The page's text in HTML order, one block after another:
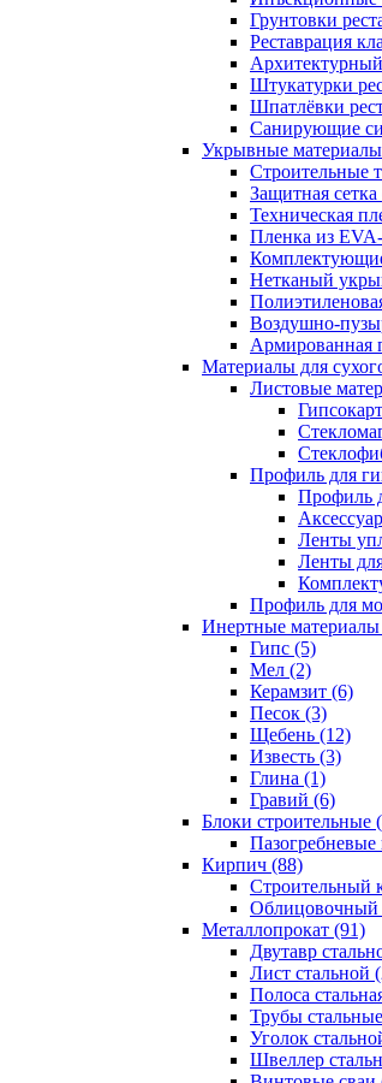
Грунтовки
Реставрация
Штукатурки
Шпатлёвки
Санирующие
Укрывные
Строительные
Защитная сетка
Техническая
Пленка из
Нетканый
Воздушно-
Армированная
Материалы для
Листовые
Профиль для
Профиль
Ленты
Ленты
Профиль для
Инертные
Гипс (5)
Мел (2)
Керамзит (6)
Песок (3)
Щебень (12)
Известь (3)
Глина (1)
Гравий (6)
Блоки строительные
Кирпич (88)
Строительный
Облицовочный
Металлопрокат (91)
Двутавр
Лист стальной
Полоса
Трубы
Уголок
Швеллер